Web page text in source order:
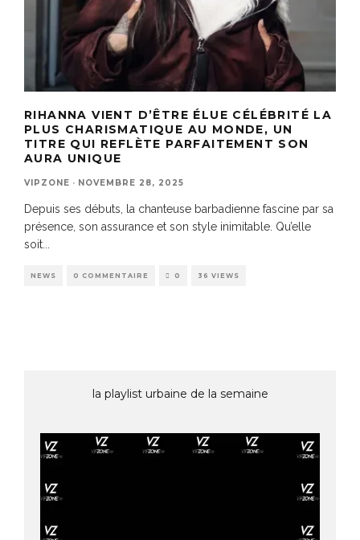
RIHANNA VIENT D’ÊTRE ÉLUE CÉLÉBRITÉ LA
PLUS CHARISMATIQUE AU MONDE, UN
TITRE QUI REFLÈTE PARFAITEMENT SON
AURA UNIQUE
VIPZONE · NOVEMBRE 28, 2025
Depuis ses débuts, la chanteuse barbadienne fascine par sa
présence, son assurance et son style inimitable. Qu’elle
soit...
NEWS 0 COMMENTAIRE 0 36 VIEWS
la playlist urbaine de la semaine